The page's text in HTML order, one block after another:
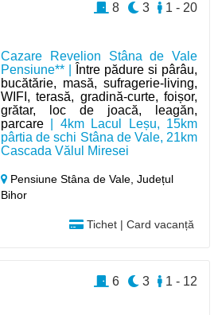
Cazare Revelion Stâna de Vale
Pensiune** |
Între pădure si pârâu,
bucătărie, masă, sufragerie-living,
WIFI, terasă, gradină-curte, foișor,
grătar, loc de joacă, leagăn,
parcare | 4km Lacul Leșu, 15km
pârtia de schi Stâna de Vale, 21km
Cascada Vălul Miresei
Pensiune Stâna de Vale,Județul
Bihor
Tichet | Card vacanță
1 - 20
3
8
1 - 12
3
6